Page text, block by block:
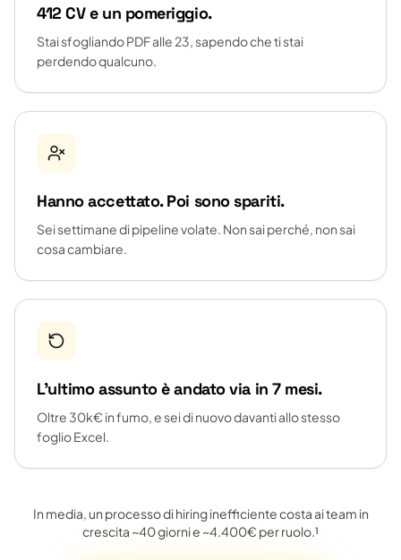
412 CV e un pomeriggio.
Stai sfogliando PDF alle 23, sapendo che ti stai
perdendo qualcuno.
Hanno accettato. Poi sono spariti.
Sei settimane di pipeline volate. Non sai perché, non sai
cosa cambiare.
L'ultimo assunto è andato via in 7 mesi.
Oltre 30k€ in fumo, e sei di nuovo davanti allo stesso
foglio Excel.
In media, un processo di hiring inefficiente costa ai team in
crescita ~40 giorni e ~4.400€ per ruolo.¹